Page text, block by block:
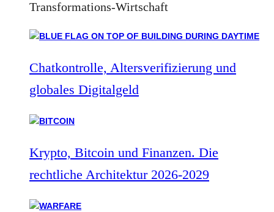
Transformations-Wirtschaft
Chatkontrolle, Altersverifizierung und
globales Digitalgeld
Krypto, Bitcoin und Finanzen. Die
rechtliche Architektur 2026-2029